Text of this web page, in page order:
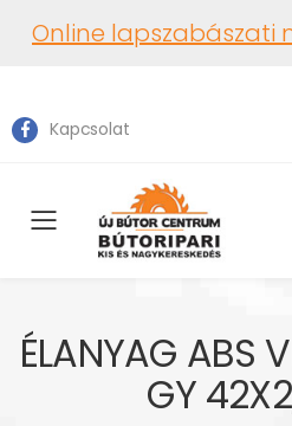
Online lapszabászati
Kapcsolat
Toggle mobile
ÉLANYAG ABS
GY